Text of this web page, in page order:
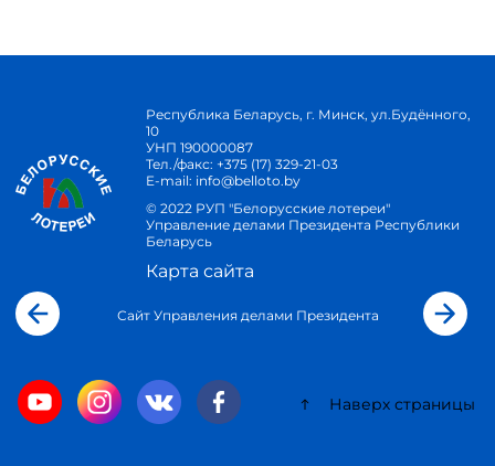
Республика Беларусь, г. Минск, ул.Будённого,
10
УНП 190000087
Тел./факс: +375 (17) 329-21-03
E-mail: info@belloto.by
© 2022 РУП "Белорусские лотереи"
Управление делами Президента Республики
Беларусь
Карта сайта
Сайт Управления делами Президента
Наверх страницы